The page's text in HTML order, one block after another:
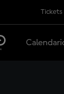
Tickets